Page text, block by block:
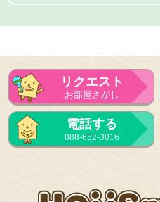
リクエスト
お部屋さがし
電話する
088-652-3016